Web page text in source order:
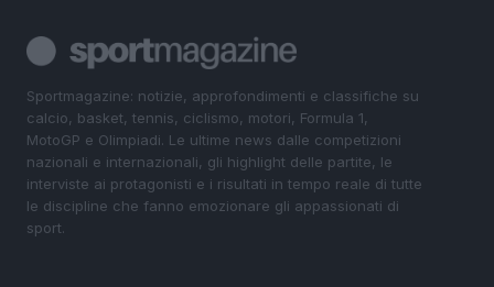
Sportmagazine: notizie, approfondimenti e classifiche su
calcio, basket, tennis, ciclismo, motori, Formula 1,
MotoGP e Olimpiadi. Le ultime news dalle competizioni
nazionali e internazionali, gli highlight delle partite, le
interviste ai protagonisti e i risultati in tempo reale di tutte
le discipline che fanno emozionare gli appassionati di
sport.